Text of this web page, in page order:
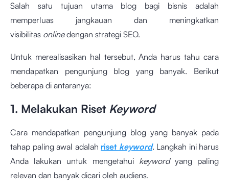
Salah satu tujuan utama blog bagi bisnis adalah
memperluas jangkauan dan meningkatkan
visibilitas onlinedengan strategi SEO.
Untuk merealisasikan hal tersebut, Anda harus tahu cara
mendapatkan pengunjung blog yang banyak. Berikut
beberapa di antaranya:
1. Melakukan Riset Keyword
Cara mendapatkan pengunjung blog yang banyak pada
tahap paling awal adalah riset keyword. Langkah ini harus
Anda lakukan untuk mengetahui keywordyang paling
relevan dan banyak dicari oleh audiens.